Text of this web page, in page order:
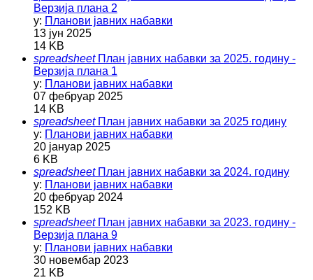
Верзија плана 2
у: Планови јавних набавки
13 јун 2025
14 KB
spreadsheet План јавних набавки за 2025. годину -
Верзија плана 1
у: Планови јавних набавки
07 фебруар 2025
14 KB
spreadsheet План јавних набавки за 2025 годину
у: Планови јавних набавки
20 јануар 2025
6 KB
spreadsheet План јавних набавки за 2024. годину
у: Планови јавних набавки
20 фебруар 2024
152 KB
spreadsheet План јавних набавки за 2023. годину -
Верзија плана 9
у: Планови јавних набавки
30 новембар 2023
21 KB